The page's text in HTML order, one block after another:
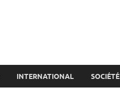
INTERNATIONAL SOCIÉTÉ